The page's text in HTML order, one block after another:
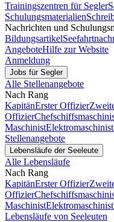
Trainingszentren für Segler
Schulungsmaterialien
Nachrichten und
Bildungsartikel
AngeboteHilfe zur Website
Anmeldung
Jobs für Segler
Alle Stellenangebote
Nach Rang
KapitänErster Offizier
Offizier
MaschinistElektromaschinist
Stellenangebote
Lebensläufe der Seeleute
Alle Lebensläufe
Nach Rang
KapitänErster Offizier
Offizier
MaschinistElektromaschinist
Lebensläufe von Seeleuten